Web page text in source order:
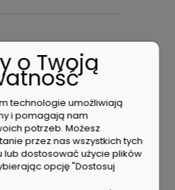
1,36 kg
o Twoją
technologie umożliwiają
i pomagają nam
potrzeb. Możesz
przez nas wszystkich tych
lub dostosować użycie plików
opcję "Dostosuj